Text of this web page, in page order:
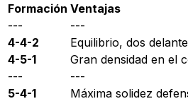
Formación Ventajas
---
---
4-4-2
Equilibrio, dos
4-5-1
Gran densidad en el
---
---
5-4-1
Máxima solidez